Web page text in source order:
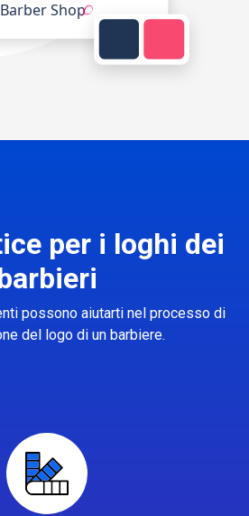
per i loghi dei
possono aiutarti nel processo di
del logo di un barbiere.